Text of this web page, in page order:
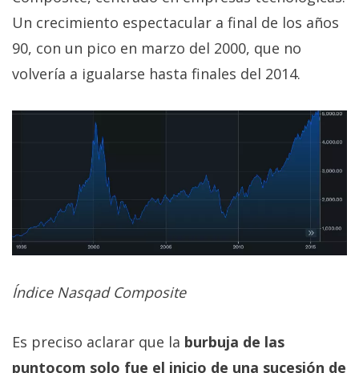
Un crecimiento espectacular a final de los años
90, con un pico en marzo del 2000, que no
volvería a igualarse hasta finales del 2014.
Índice Nasqad Composite
Es preciso aclarar que la burbuja de las
puntocom solo fue el inicio de una sucesión de